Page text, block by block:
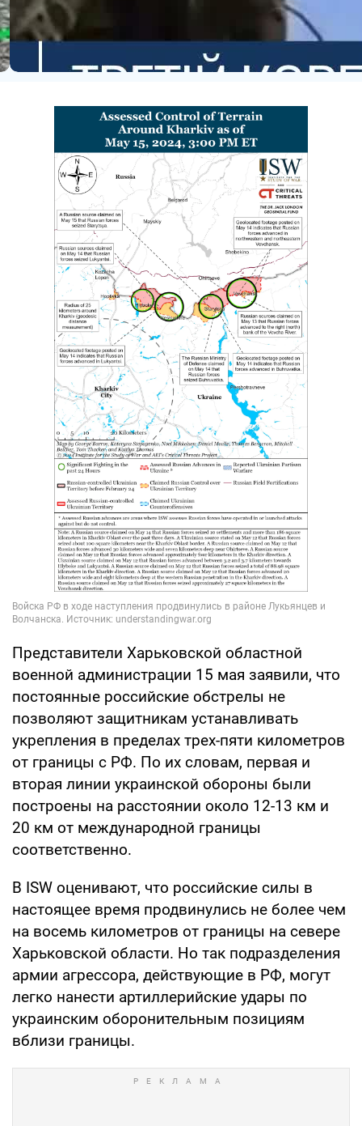
Представители Харьковской областной
военной администрации 15 мая заявили, что
постоянные российские обстрелы не
позволяют защитникам устанавливать
укрепления в пределах трех-пяти километров
от границы с РФ. По их словам, первая и
вторая линии украинской обороны были
построены на расстоянии около 12-13 км и
20 км от международной границы
соответственно.
В ISW оценивают, что российские силы в
настоящее время продвинулись не более чем
на восемь километров от границы на севере
Харьковской области. Но так подразделения
армии агрессора, действующие в РФ, могут
легко нанести артиллерийские удары по
украинским оборонительным позициям
вблизи границы.